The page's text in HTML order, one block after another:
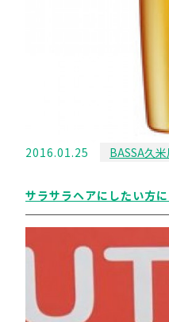
2016.01.25 BASSA久
サラサラヘアにしたい方